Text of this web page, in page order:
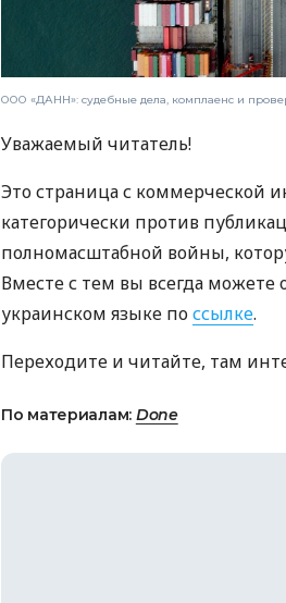
ООО «ДАНН»: судебные дела, комплаенс и
Уважаемый читатель!
Это страница с коммерческой
категорически против
полномасштабной войны,
Вместе с тем вы всегда можете
украинском языке поссылке.
Переходите и читайте, там
По материалам: Done